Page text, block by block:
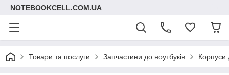
NOTEBOOKCELL.COM.UA
Товари та послуги Запчастини до ноутбуків Корпуси